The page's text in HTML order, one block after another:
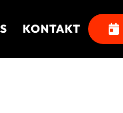
KONTAKT 